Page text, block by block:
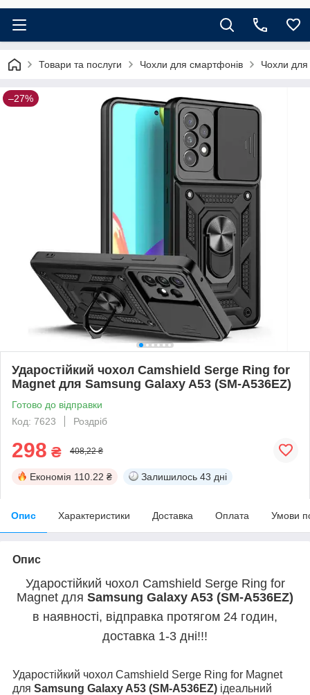
Товари та послуги Чохли для смартфонів Чохли
–27%
Ударостійкий чохол Camshield Serge Ring for
Magnet для Samsung Galaxy A53 (SM-A536EZ)
Готово до відправки
Код: 7623
Роздріб
298 ₴ 408,22 ₴
Економія 110.22 ₴ Залишилось 43 дні
Опис Характеристики Доставка Оплата Умови
Опис
Ударостійкий чохол Camshield Serge Ring for
Magnet для Samsung Galaxy A53 (SM-A536EZ)
в наявності, відправка протягом 24 годин,
доставка 1-3 дні!!!
Ударостійкий чохол Camshield Serge Ring for Magnet
для Samsung Galaxy A53 (SM-A536EZ) ідеальний